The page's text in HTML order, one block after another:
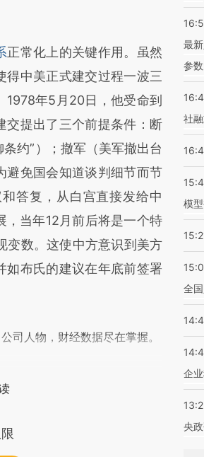
正常化上的关键作用。虽然
得中美正式建交过程一波三
年5月20日，他受命到
交提出了三个前提条件：断
约”）；撤军（美军撤出台
避免国会知道谈判细节而节
答复，从白宫直接发给中
，当年12月前后将是一个特
变数。这使中方意识到美方
如布氏的建议在年底前签署
司人物，财经数据尽在掌握。
最
参
社
模
全
企
央